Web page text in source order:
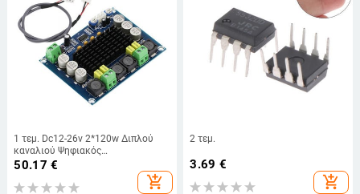
1 τεμ. Dc12-26v 2*120w Διπλού
καναλιού Ψηφιακός
Στερεοφωνικός Ενισχυτής Ήχου
Πίνακας Πλακέτας Ισχύς Υψηλής
Ήχου Ισχύς Xh-m543 Ενισχυτής
50.17 €
add_shopping_cart
2 τεμ.
3.69 €
add_shopping_cart